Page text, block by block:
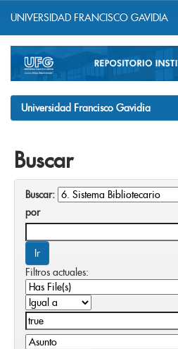
navigation
UNIVERSIDAD FRANCISCO GAVIDIA
Universidad Francisco Gavidia
Buscar
Buscar:
por
Filtros actuales: